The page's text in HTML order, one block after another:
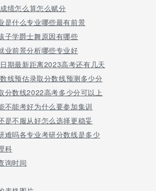
绩怎么算怎么赋分
是什么专业哪些最有前景
子学爵士舞原因有哪些
业前景分析哪些专业好
期最新距离2023高考还有几天
线预估录取分数线预测多少分
分数线2022高考多少分可以上
不能考好为什么要参加集训
是不服从好怎么选择更稳妥
难吗各专业考研分数线是多少
科
询时间